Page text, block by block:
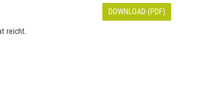
DOWNLOAD (PDF)
reicht.